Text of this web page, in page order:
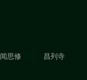
闻思修 昌列寺